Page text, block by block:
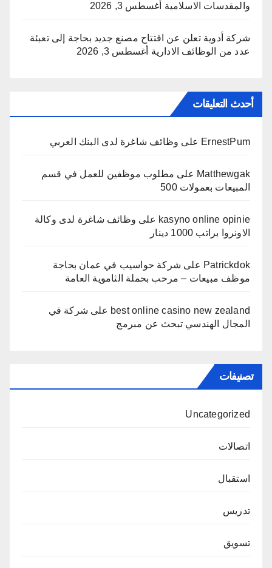
والمقدسات الاسلامية أغسطس 3, 2026
شركة أدوية تعلن عن افتتاح مصنع جديد بحاجة إلى تعبئة
عدد من الوظائف الادارية أغسطس 3, 2026
أحدث التعليقات
ErnestPum على وظائف شاغرة لدى البنك العربي
Matthewgak على مطلوب موظفين للعمل في قسم
المبيعات بعمولات 500
kasyno online opinie على وظائف شاغرة لدى وكالة
الاونروا براتب 1000 دينار
Patrickdok على شركة حواسيب في عمان بحاجة
موظف مبيعات – مرحب بحملة الثاموية العامة
best online casino new zealand على شركة في
المجال الهندسي تبحث عن مبرمج
تصنيفات
Uncategorized
اتصالات
استقبال
تدريس
تسويق